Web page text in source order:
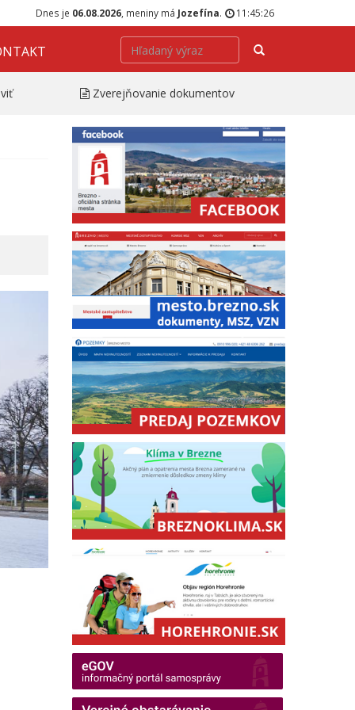
Dnes je 06.08.2026 , meniny má Jozefína. 11:45:27
Hľadať
Zverejňovanie dokumentov